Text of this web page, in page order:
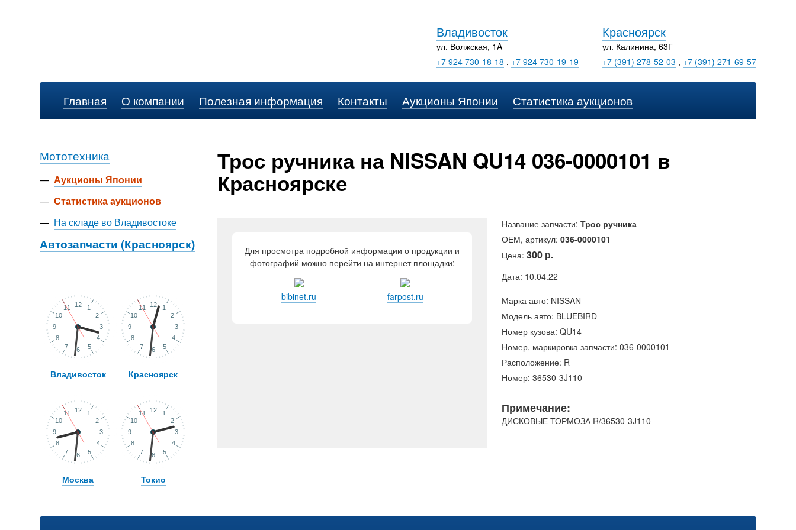
Владивосток
ул. Волжская, 1A
+7 924 730-18-18 , +7 924 730-19-19
Красноярск
ул. Калинина, 63Г
+7 (391) 278-52-03 , +7 (391) 271-69-57
Главная О компании Полезная информация Контакты Аукционы Японии Статистика аукционов
Мототехника
— Аукционы Японии
— Статистика аукционов
— На складе во Владивостоке
Автозапчасти (Красноярск)
Владивосток Красноярск
Москва Токио
Трос ручника на NISSAN QU14 036-0000101 в
Красноярске
Для просмотра подробной информации о продукции и
фотографий можно перейти на интернет площадки:
bibinet.ru farpost.ru
Название запчасти: Трос ручника
ОЕМ, артикул: 036-0000101
Цена: 300 р.
Дата: 10.04.22
Марка авто: NISSAN
Модель авто: BLUEBIRD
Номер кузова: QU14
Номер, маркировка запчасти: 036-0000101
Расположение: R
Номер: 36530-3J110
Примечание:
ДИСКОВЫЕ ТОРМОЗА R/36530-3J110